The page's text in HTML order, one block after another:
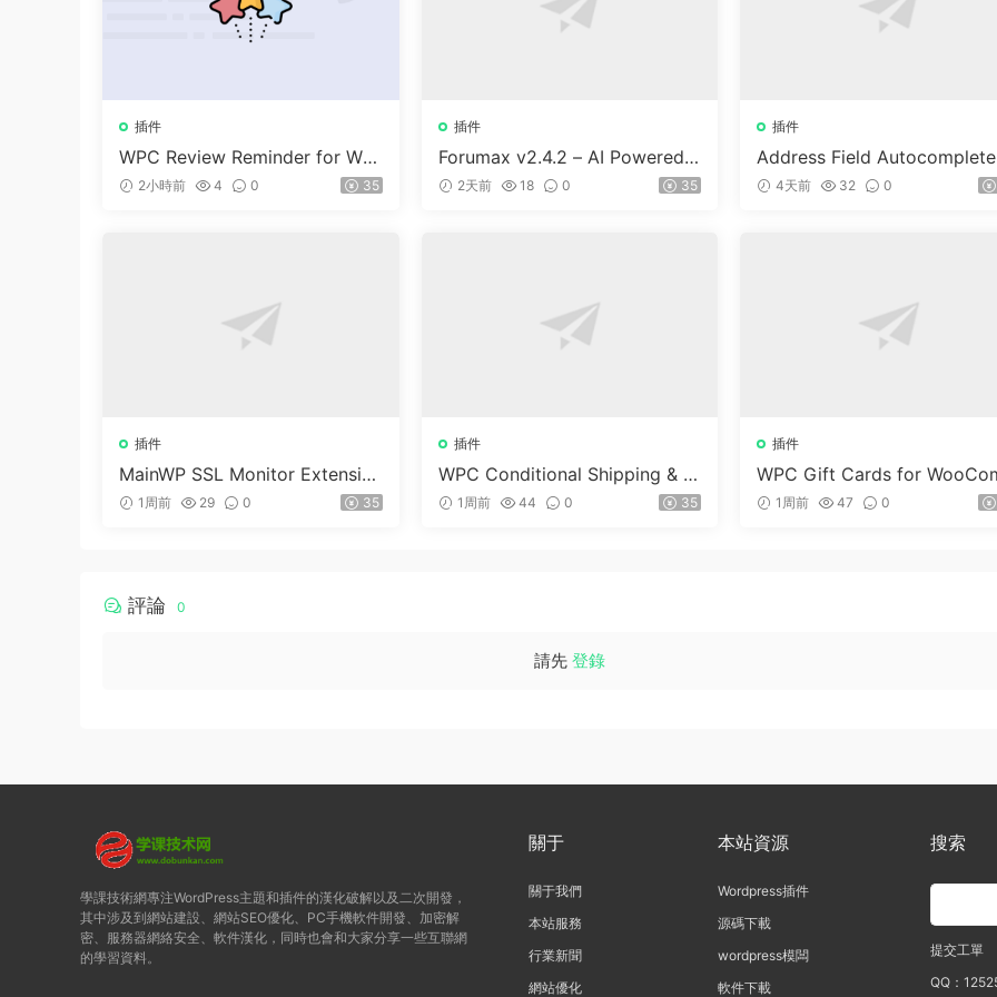
插件
WPC Review Reminder for Wo
oCommerce v1.0.4
2小時前 4 0 35
插件
Forumax v2.4.2 – AI Powered
Advanced Community Forum P
2天前 18 0 35
插件
Address Field
or WooCommerce v1.3.2
4天前 32 0
插件
MainWP SSL Monitor Extensio
n v5.2
1周前 29 0 35
插件
WPC Conditional Shipping & P
ayments (Premium) v1.0.2
1周前 44 0 35
插件
WPC Gift Cards for
merce (Premium) v1.0.2
1周前 47 0
評論 0
請先 登錄
學課技術網專注WordPress主題和插件的漢化破解以及二次開發，
其中涉及到網站建設、網站SEO優化、PC手機軟件開發、加密解
密、服務器網絡安全、軟件漢化，同時也會和大家分享一些互聯網
的學習資料。
關于
關于我們
本站服務
行業新聞
網站優化
本站資源
Wordpress插件
源碼下載
wordpress模闆
軟件下載
搜索
提交工單
QQ：